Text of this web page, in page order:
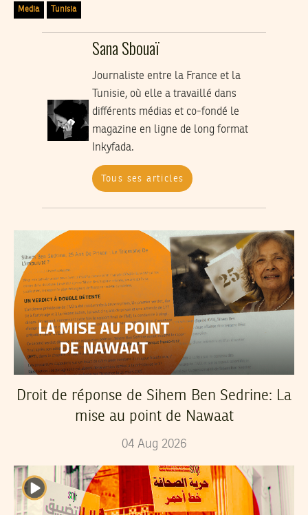
Media Tunisia
Sana Sbouaï
Journaliste entre la France et la
Tunisie, où elle a travaillé dans
différents médias et co-fondé le
magazine en ligne de long format
Inkyfada.
Tous ses articles
Droit de réponse de Sihem Ben Sedrine: La
mise au point de Nawaat
04 Aug 2026